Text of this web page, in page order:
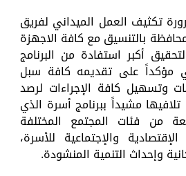
تكثيف العمل الميداني لفريق
بالتنسيق مع كافة الاجهزة
أكبر استفادة من البرنامج
مؤكداً على تقديمه كافة سبل
وتسهيل كافة الإجراءات لرصد
مشيداً ببرنامج أسرة الذي
من فئات المجتمع المختلفة
والإجتماعية للأسرة،
وإحداث التنمية المنشودة.